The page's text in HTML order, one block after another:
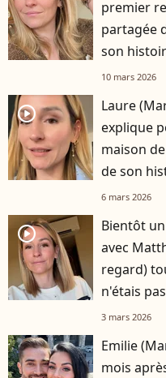
premier
partagée
son
10 mars 2026
player2
Laure
explique
maison
de son
6 mars 2026
player2
Bientôt
avec
regard)
n'étais
3 mars 2026
Emilie
mois